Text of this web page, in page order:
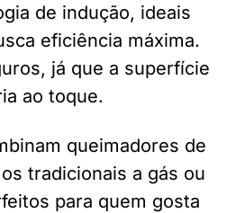
de indução, ideais
eficiência máxima.
já que a superfície
ao toque.
queimadores de
tradicionais a gás ou
para quem gosta